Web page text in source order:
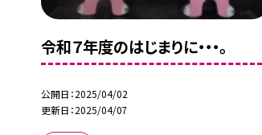
令和７年度のはじまりに・・・。
公開日 2025/04/02
更新日 2025/04/07